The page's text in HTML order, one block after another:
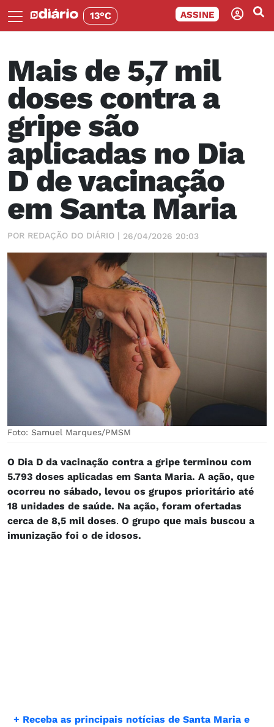
13°C ASSINE
Mais de 5,7 mil
doses contra a
gripe são
aplicadas no Dia
D de vacinação
em Santa Maria
POR REDAÇÃO DO DIÁRIO | 26/04/2026 20:03
Foto: Samuel Marques/PMSM
O Dia D da vacinação contra a gripe terminou com
5.793 doses aplicadas em Santa Maria. A ação, que
ocorreu no sábado, levou os grupos prioritário até
18 unidades de saúde. Na ação, foram ofertadas
cerca de 8,5 mil doses. O grupo que mais buscou a
imunização foi o de idosos.
+ Receba as principais notícias de Santa Maria e